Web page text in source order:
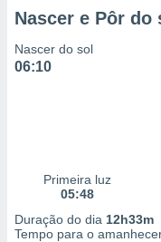
Nascer e Pôr do
Nascer do sol
06:10
Primeira luz
05:48
Duração do dia 12h33m
Tempo para o